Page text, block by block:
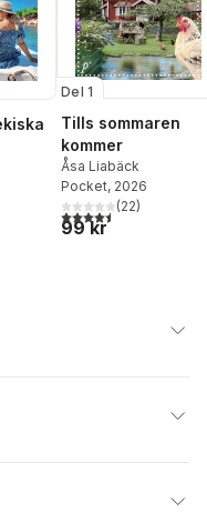
Totalt antal röster:
Del 1
Tills sommaren
kommer
Åsa Liabäck
Pocket, 2026
4,5utav 5 stjärnor.
(22)
99 kr